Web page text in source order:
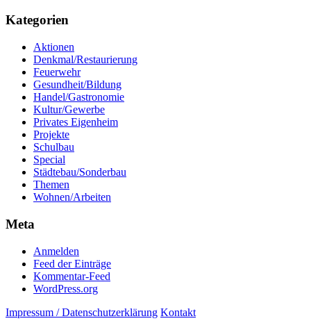
Kategorien
Aktionen
Denkmal/Restaurierung
Feuerwehr
Gesundheit/Bildung
Handel/Gastronomie
Kultur/Gewerbe
Privates Eigenheim
Projekte
Schulbau
Special
Städtebau/Sonderbau
Themen
Wohnen/Arbeiten
Meta
Anmelden
Feed der Einträge
Kommentar-Feed
WordPress.org
Impressum / Datenschutzerklärung Kontakt